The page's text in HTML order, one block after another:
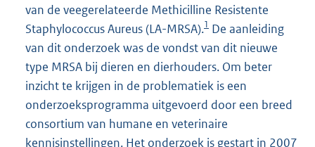
van de veegerelateerde Methicilline Resistente
Staphylococcus Aureus (LA-MRSA).1 De aanleiding
van dit onderzoek was de vondst van dit nieuwe
type MRSA bij dieren en dierhouders. Om beter
inzicht te krijgen in de problematiek is een
onderzoeksprogramma uitgevoerd door een breed
consortium van humane en veterinaire
kennisinstellingen. Het onderzoek is gestart in 2007